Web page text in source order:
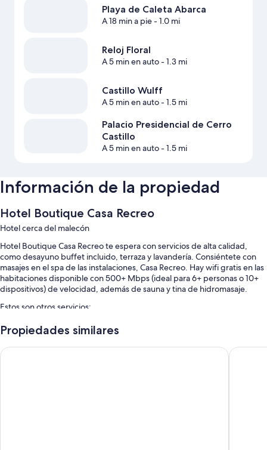
Playa de Caleta Abarca
A 18 min a pie- 1.0 mi
Reloj Floral
A 5 min en auto- 1.3 mi
Castillo Wulff
A 5 min en auto- 1.5 mi
Palacio Presidencial de Cerro
Castillo
A 5 min en auto- 1.5 mi
Información de la propiedad
Hotel Boutique Casa Recreo
Hotel cerca del malecón
Hotel Boutique Casa Recreo te espera con servicios de alta calidad,
como desayuno buffet incluido, terraza y lavandería. Consiéntete con
masajes en el spa de las instalaciones, Casa Recreo. Hay wifi gratis en las
habitaciones disponible con 500+ Mbps (ideal para 6+ personas o 10+
dispositivos) de velocidad, además de sauna y tina de hidromasaje.
Estos son otros servicios:
Alberca al aire libre con camastros
Resguardo de equipaje, salas de juntas y servicio de concierge
Propiedades similares
Veranda Hotel Best